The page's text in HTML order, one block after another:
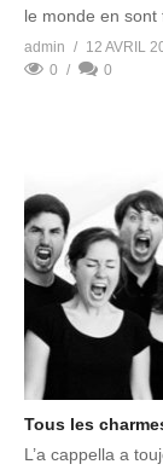
le monde en sont
admin
12 AVRIL
0
0
Tous les
L’a cappella a